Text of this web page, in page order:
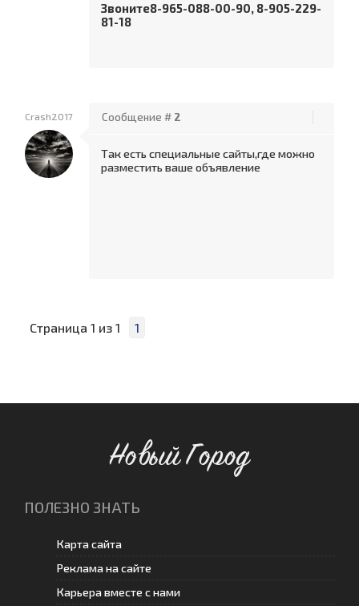
Звоните8-965-088-00-90, 8-905-229-
81-18
Crash2017 Сообщение # 2
Так есть специальные сайты,где можно
разместить ваше объявление
Страница 1 из 1 1
Новый Город
ПОЛЕЗНО ЗНАТЬ
Карта сайта
Реклама на сайте
Карьера вместе с нами